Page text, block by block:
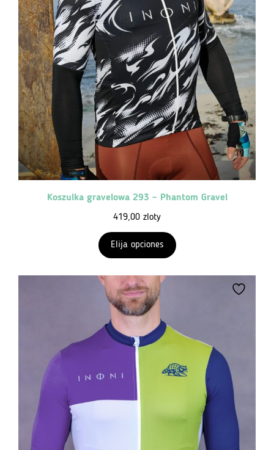
Koszulka gravelowa 293 – Phantom Gravel
419,00 zloty
Elija opciones